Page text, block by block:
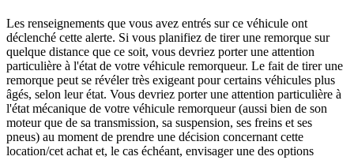
Les renseignements que vous avez entrés sur ce véhicule ont
déclenché cette alerte. Si vous planifiez de tirer une remorque sur
quelque distance que ce soit, vous devriez porter une attention
particulière à l'état de votre véhicule remorqueur. Le fait de tirer une
remorque peut se révéler très exigeant pour certains véhicules plus
âgés, selon leur état. Vous devriez porter une attention particulière à
l'état mécanique de votre véhicule remorqueur (aussi bien de son
moteur que de sa transmission, sa suspension, ses freins et ses
pneus) au moment de prendre une décision concernant cette
location/cet achat et, le cas échéant, envisager une des options